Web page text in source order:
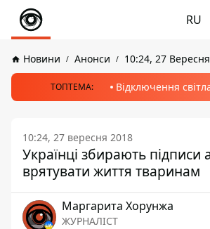
RU
Новини Анонси 10:24, 27
ТОПТЕМА: Відключення
10:24, 27 вересня 2018
Українці збирають підписи
врятувати життя тваринам
Маргарита Хорунжа
ЖУРНАЛІСТ